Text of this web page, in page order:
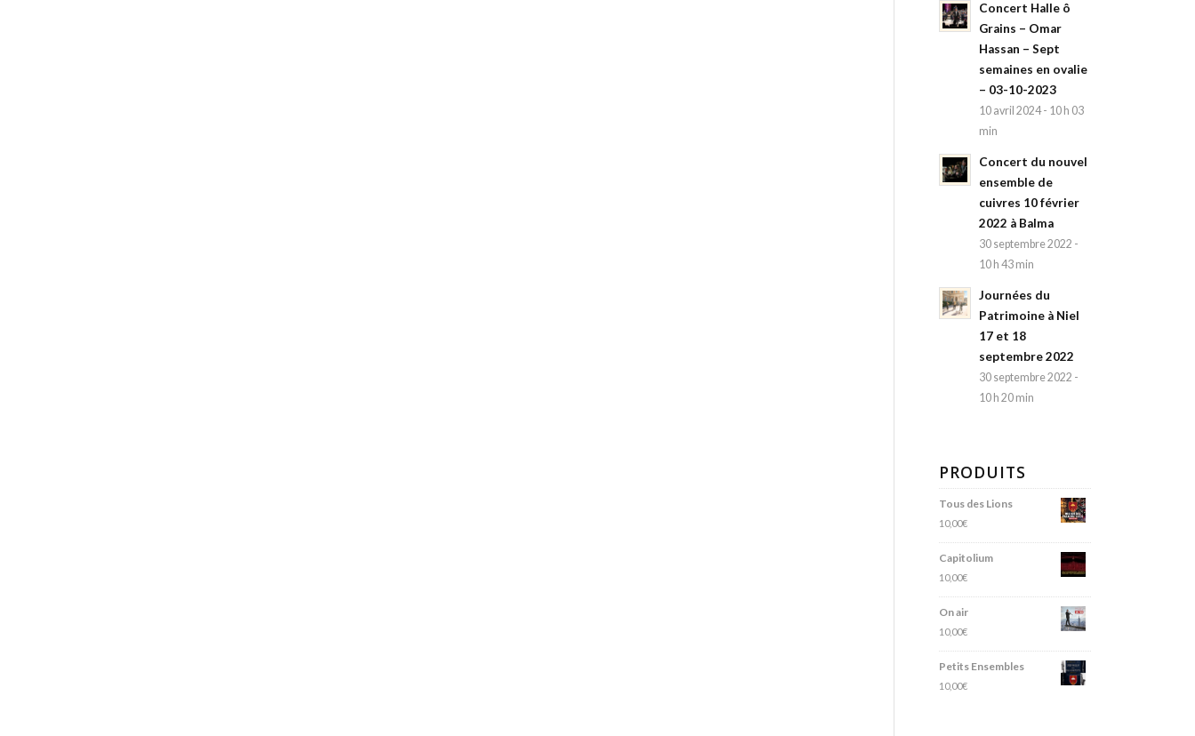
Concert Halle ô
Grains – Omar
Hassan – Sept
semaines en ovalie
– 03-10-2023
10 avril 2024 - 10 h 03
min
Concert du nouvel
ensemble de
cuivres 10 février
2022 à Balma
30 septembre 2022 -
10 h 43 min
Journées du
Patrimoine à Niel
17 et 18
septembre 2022
30 septembre 2022 -
10 h 20 min
PRODUITS
Tous des Lions
10,00€
Capitolium
10,00€
On air
10,00€
Petits Ensembles
10,00€